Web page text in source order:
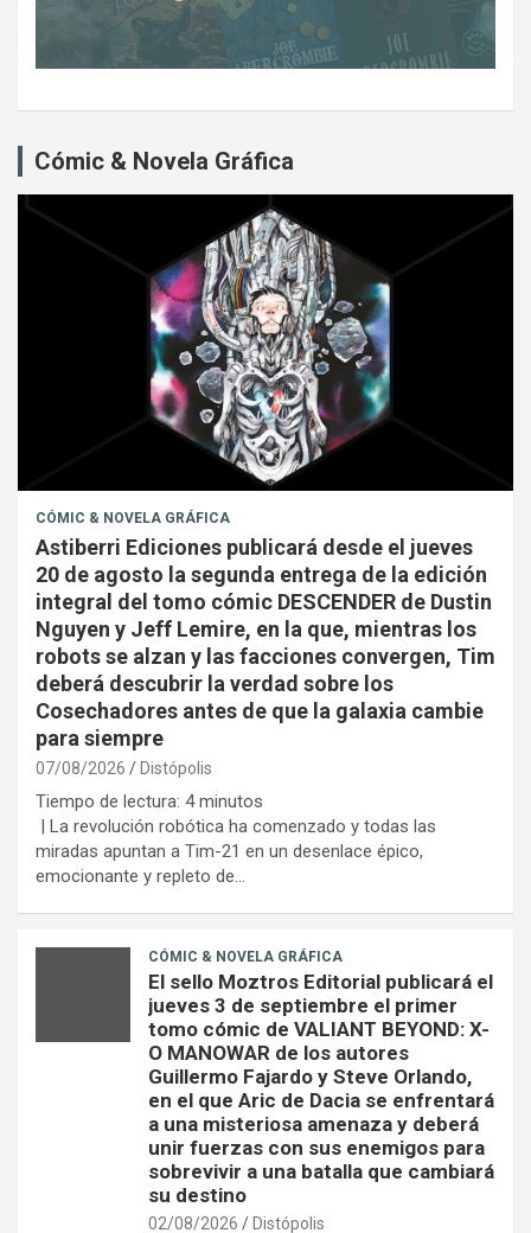
Cómic & Novela Gráfica
CÓMIC & NOVELA GRÁFICA
Astiberri Ediciones publicará desde el jueves
20 de agosto la segunda entrega de la edición
integral del tomo cómic DESCENDER de Dustin
Nguyen y Jeff Lemire, en la que, mientras los
robots se alzan y las facciones convergen, Tim
deberá descubrir la verdad sobre los
Cosechadores antes de que la galaxia cambie
para siempre
07/08/2026 Distópolis
Tiempo de lectura: 4 minutos
| La revolución robótica ha comenzado y todas las
miradas apuntan a Tim-21 en un desenlace épico,
emocionante y repleto de…
CÓMIC & NOVELA GRÁFICA
El sello Moztros Editorial publicará el
jueves 3 de septiembre el primer
tomo cómic de VALIANT BEYOND: X-
O MANOWAR de los autores
Guillermo Fajardo y Steve Orlando,
en el que Aric de Dacia se enfrentará
a una misteriosa amenaza y deberá
unir fuerzas con sus enemigos para
sobrevivir a una batalla que cambiará
su destino
02/08/2026 Distópolis